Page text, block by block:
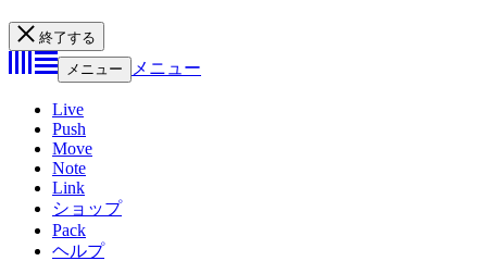
終了する
メニュー
メニュー
Live
Push
Move
Note
Link
ショップ
Pack
ヘルプ